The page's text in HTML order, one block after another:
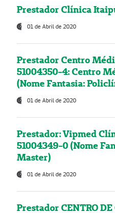
Prestador Clínica
01 de Abril de 2020
Prestador Centro
51004350-4: Centro
(Nome Fantasia:
01 de Abril de 2020
Prestador: Vipmed
51004349-0 (Nome
Master)
01 de Abril de 2020
Prestador CENTRO